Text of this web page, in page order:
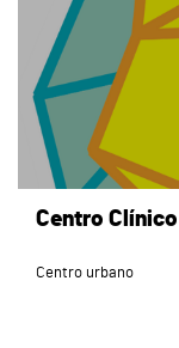
Centro
Centro urbano